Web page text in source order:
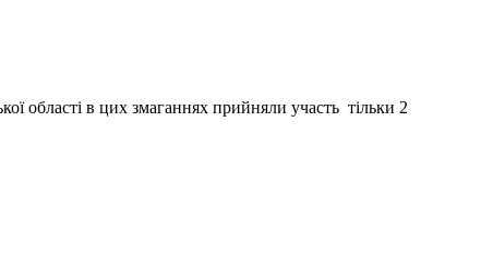
області в цих змаганнях прийняли участь тільки 2